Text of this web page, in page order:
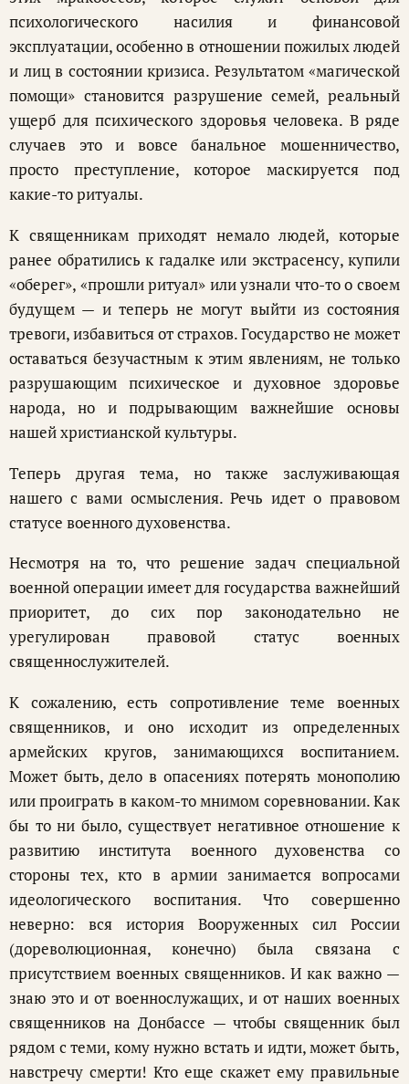
психологического насилия и финансовой
эксплуатации, особенно в отношении пожилых людей
и лиц в состоянии кризиса. Результатом «магической
помощи» становится разрушение семей, реальный
ущерб для психического здоровья человека. В ряде
случаев это и вовсе банальное мошенничество,
просто преступление, которое маскируется под
какие-то ритуалы.
К священникам приходят немало людей, которые
ранее обратились к гадалке или экстрасенсу, купили
«оберег», «прошли ритуал» или узнали что-то о своем
будущем — и теперь не могут выйти из состояния
тревоги, избавиться от страхов. Государство не может
оставаться безучастным к этим явлениям, не только
разрушающим психическое и духовное здоровье
народа, но и подрывающим важнейшие основы
нашей христианской культуры.
Теперь другая тема, но также заслуживающая
нашего с вами осмысления. Речь идет о правовом
статусе военного духовенства.
Несмотря на то, что решение задач специальной
военной операции имеет для государства важнейший
приоритет, до сих пор законодательно не
урегулирован правовой статус военных
священнослужителей.
К сожалению, есть сопротивление теме военных
священников, и оно исходит из определенных
армейских кругов, занимающихся воспитанием.
Может быть, дело в опасениях потерять монополию
или проиграть в каком-то мнимом соревновании. Как
бы то ни было, существует негативное отношение к
развитию института военного духовенства со
стороны тех, кто в армии занимается вопросами
идеологического воспитания. Что совершенно
неверно: вся история Вооруженных сил России
(дореволюционная, конечно) была связана с
присутствием военных священников. И как важно —
знаю это и от военнослужащих, и от наших военных
священников на Донбассе — чтобы священник был
рядом с теми, кому нужно встать и идти, может быть,
навстречу смерти! Кто еще скажет ему правильные